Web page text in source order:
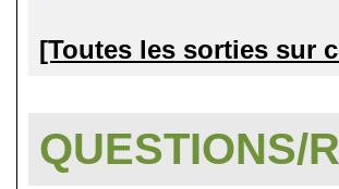
[Toutes les sorties sur
QUESTIONS/